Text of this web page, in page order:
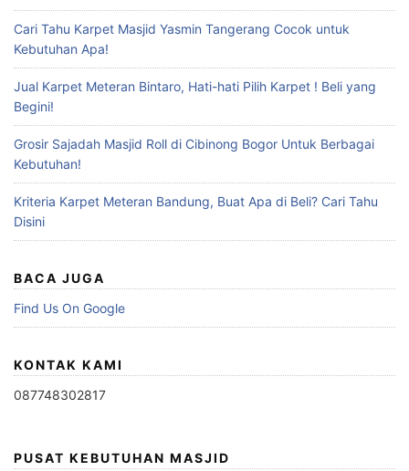
Cari Tahu Karpet Masjid Yasmin Tangerang Cocok untuk
Kebutuhan Apa!
Jual Karpet Meteran Bintaro, Hati-hati Pilih Karpet ! Beli yang
Begini!
Grosir Sajadah Masjid Roll di Cibinong Bogor Untuk Berbagai
Kebutuhan!
Kriteria Karpet Meteran Bandung, Buat Apa di Beli? Cari Tahu
Disini
BACA JUGA
Find Us On Google
KONTAK KAMI
087748302817
PUSAT KEBUTUHAN MASJID